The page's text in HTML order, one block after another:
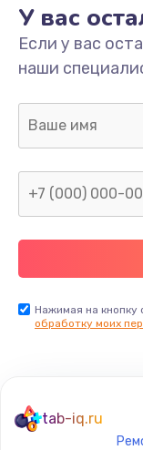
У вас
Если у вас
наши
Нажимая на кнопку
обработку моих
tab-iq.ru